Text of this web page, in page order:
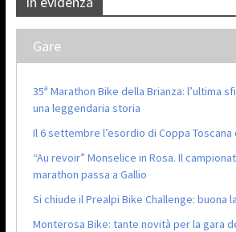
Gare
35ª Marathon Bike della Brianza: l’ultima
una leggendaria storia
Il 6 settembre l’esordio di Coppa Toscana
“Au revoir” Monselice in Rosa. Il
marathon passa a Gallio
Si chiude il Prealpi Bike Challenge: buona
Monterosa Bike: tante novità per la gara